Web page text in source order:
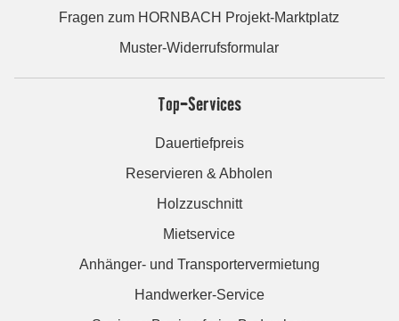
Fragen zum HORNBACH Projekt-Marktplatz
Muster-Widerrufsformular
Top-Services
Dauertiefpreis
Reservieren & Abholen
Holzzuschnitt
Mietservice
Anhänger- und Transportervermietung
Handwerker-Service